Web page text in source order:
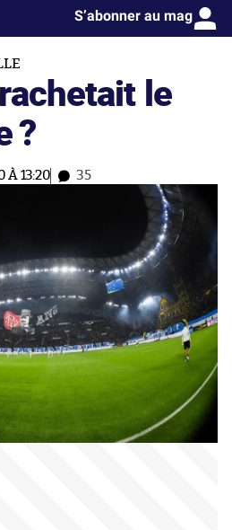
S’abonner au mag
le
?
À 13:20 35